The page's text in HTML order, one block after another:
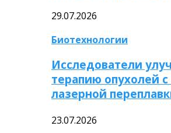
29.07.2026
Биотехнологии
Исследователи
терапию опухолей
лазерной
23.07.2026